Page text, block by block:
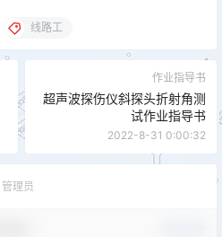
线路工
作业指导书
超声波探伤仪斜探头折射角测
试作业指导书
2022-8-31 0:00:32
管理员